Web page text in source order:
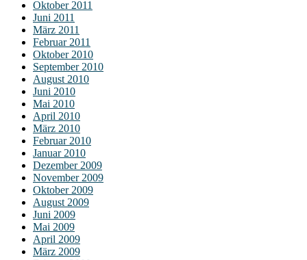
Oktober 2011
Juni 2011
März 2011
Februar 2011
Oktober 2010
September 2010
August 2010
Juni 2010
Mai 2010
April 2010
März 2010
Februar 2010
Januar 2010
Dezember 2009
November 2009
Oktober 2009
August 2009
Juni 2009
Mai 2009
April 2009
März 2009